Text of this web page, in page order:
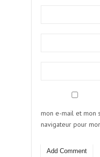
mon e-mail et mon
navigateur pour